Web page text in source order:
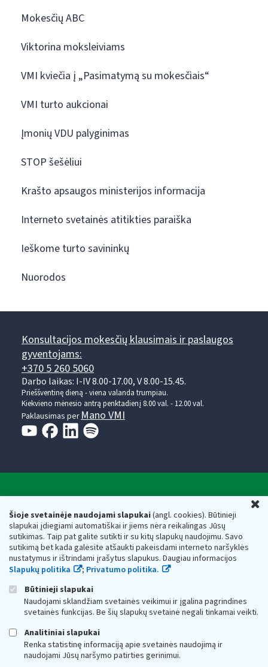
Šioje svetainėje naudojami slapukai(angl. cookies). Būtinieji
slapukai įdiegiami automatiškai ir jiems nėra reikalingas Jūsų
sutikimas. Taip pat galite sutikti ir su kitų slapukų naudojimu. Savo
sutikimą bet kada galėsite atšaukti pakeisdami interneto naršyklės
nustatymus ir ištrindami įrašytus slapukus. Daugiau informacijos
Slapukų politika
; Privatumo politika.
Būtinieji slapukai
Naudojami sklandžiam svetainės veikimui ir įgalina pagrindines
svetainės funkcijas. Be šių slapukų svetainė negali tinkamai veikti.
Analitiniai slapukai
Renka statistinę informaciją apie svetainės naudojimą ir
naudojami Jūsų naršymo patirties gerinimui.
Mokesčių ABC
Viktorina moksleiviams
VMI kviečia į „Pasimatymą su mokesčiais“
VMI turto aukcionai
Įmonių VDU palyginimas
STOP šešėliui
Krašto apsaugos ministerijos informacija
Interneto svetainės atitikties paraiška
Ieškome turto savininkų
Nuorodos
Konsultacijos mokesčių klausimais ir paslaugos
gyventojams:
+370 5 260 5060
Darbo laikas: I-IV 8.00-17.00, V 8.00-15.45.
Prieššventinę dieną - viena valanda trumpiau.
Kiekvieno mėnesio antrą penktadienį 8.00 val. - 12.00 val.
Paklausimas per Mano VMI
Respublikos finansų ministerijos
Biudžetinė įstaiga. Juridinio asmens kodas — 188659752,
adresas: Vasario 16-osios g. 14, 01107 Vilnius, Lietuva, el.paštas:
vmi@vmi.lt, E. pristatymo dėžutės adresas 188659752
Duomenys apie Valstybinę mokesčių inspekciją prie Lietuvos
Respublikos finansų ministerijos kaupiami ir saugomi Juridinių